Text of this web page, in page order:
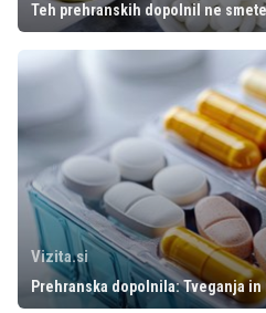
Teh prehranskih dopolnil ne
Vizita.si
Prehranska dopolnila: Tveganja